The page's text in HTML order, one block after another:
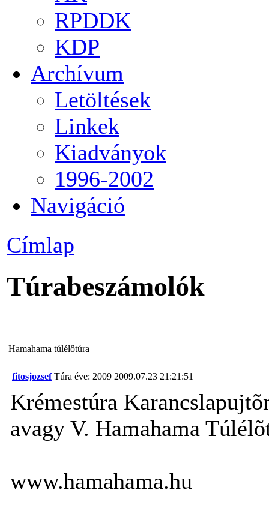
RPDDK
KDP
Archívum
Letöltések
Linkek
Kiadványok
1996-2002
Navigáció
Címlap
Túrabeszámolók
Hamahama túlélőtúra
fitosjozsef Túra éve: 2009 2009.07.23 21:21:51
Krémestúra
avagy V. Hamahama
www.hamahama.hu